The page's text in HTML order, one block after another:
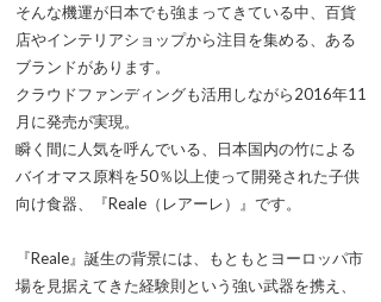
そんな機運が日本でも強まってきている中、百貨
店やインテリアショップから注目を集める、ある
ブランドがあります。
クラウドファンディングも活用しながら2016年11
月に発売が実現。
瞬く間に人気を呼んでいる、日本国内の竹による
バイオマス原料を50％以上使って開発された子供
向け食器、『Reale（レアーレ）』です。
『Reale』誕生の背景には、もともとヨーロッパ市
場を見据えてきた経験則という強い武器を携え、